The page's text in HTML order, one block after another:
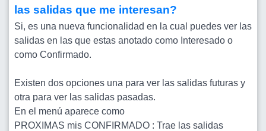
las salidas que me interesan?
Si, es una nueva funcionalidad en la cual puedes ver las
salidas en las que estas anotado como Interesado o
como Confirmado.
Existen dos opciones una para ver las salidas futuras y
otra para ver las salidas pasadas.
En el menú aparece como
PROXIMAS mis CONFIRMADO : Trae las salidas